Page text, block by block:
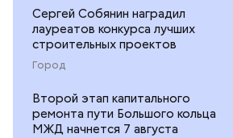
Сергей Собянин наградил
лауреатов конкурса лучших
строительных проектов
Город
Второй этап капитального
ремонта пути Большого кольца
МЖД начнется 7 августа